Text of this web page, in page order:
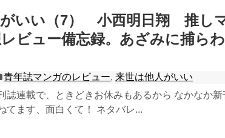
がいい（7） 小西明日翔 推し
ビュー備忘録。あざみに捕ら
青年誌マンガのレビュー,来世は他人がいい
誌連載で、ときどきお休みもあるから なかなか新
てます、面白くて！ ネタバレ...